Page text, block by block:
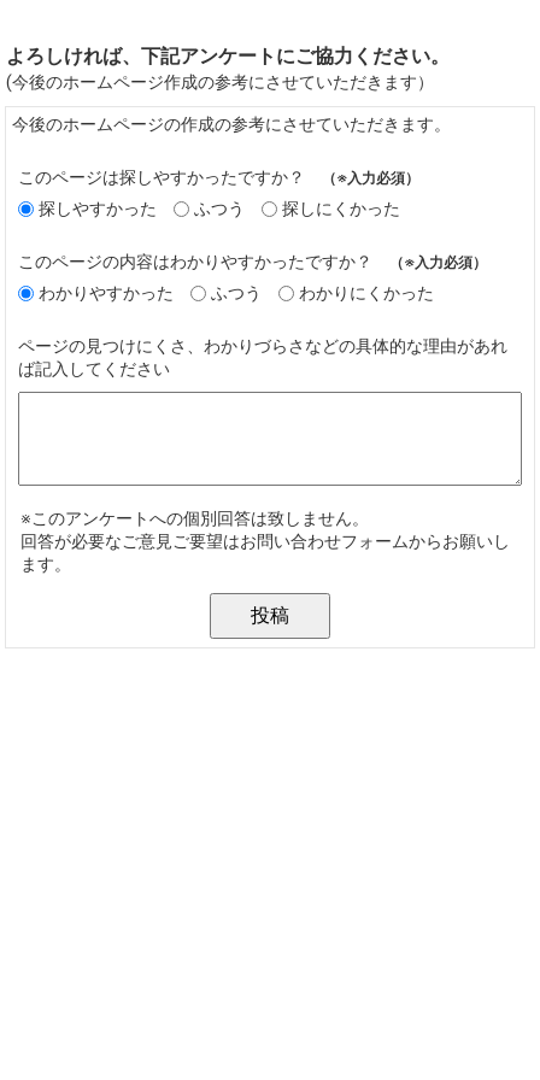
よろしければ、下記アンケートにご協力ください。
(今後のホームページ作成の参考にさせていただきます）
今後のホームページの作成の参考にさせていただきます。
このページは探しやすかったですか？ （※入力必須）
探しやすかった ふつう 探しにくかった
このページの内容はわかりやすかったですか？ （※入力必須）
わかりやすかった ふつう わかりにくかった
ページの見つけにくさ、わかりづらさなどの具体的な理由があれ
ば記入してください
※このアンケートへの個別回答は致しません。
回答が必要なご意見ご要望はお問い合わせフォームからお願いし
ます。